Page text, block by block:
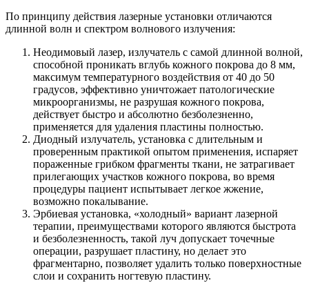
По принципу действия лазерные установки отличаются
длинной волн и спектром волнового излучения:
Неодимовый лазер, излучатель с самой длинной волной,
способной проникать вглубь кожного покрова до 8 мм,
максимум температурного воздействия от 40 до 50
градусов, эффективно уничтожает патологические
микроорганизмы, не разрушая кожного покрова,
действует быстро и абсолютно безболезненно,
применяется для удаления пластины полностью.
Диодный излучатель, установка с длительным и
проверенным практикой опытом применения, испаряет
пораженные грибком фрагменты ткани, не затрагивает
прилегающих участков кожного покрова, во время
процедуры пациент испытывает легкое жжение,
возможно покалывание.
Эрбиевая установка, «холодный» вариант лазерной
терапии, преимуществами которого являются быстрота
и безболезненность, такой луч допускает точечные
операции, разрушает пластину, но делает это
фрагментарно, позволяет удалить только поверхностные
слои и сохранить ногтевую пластину.